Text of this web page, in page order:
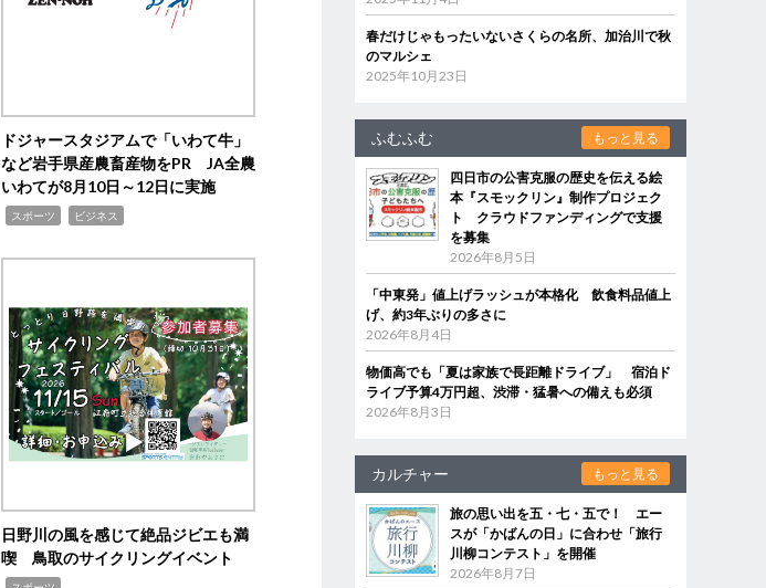
ドジャースタジアムで「いわて牛」
など岩手県産農畜産物をPR JA全農
いわてが8月10日～12日に実施
スポーツ ビジネス
日野川の風を感じて絶品ジビエも満
喫 鳥取のサイクリングイベント
春だけじゃもったいないさくらの名所、加治川で秋
のマルシェ
2025年10月23日
ふむふむ もっと見る
四日市の公害克服の歴史を伝える絵
本『スモックリン』制作プロジェク
ト クラウドファンディングで支援
を募集
2026年8月5日
「中東発」値上げラッシュが本格化 飲食料品値上
げ、約3年ぶりの多さに
2026年8月4日
物価高でも「夏は家族で長距離ドライブ」 宿泊ド
ライブ予算4万円超、渋滞・猛暑への備えも必須
2026年8月3日
カルチャー もっと見る
旅の思い出を五・七・五で！ エー
スが「かばんの日」に合わせ「旅行
川柳コンテスト」を開催
2026年8月7日